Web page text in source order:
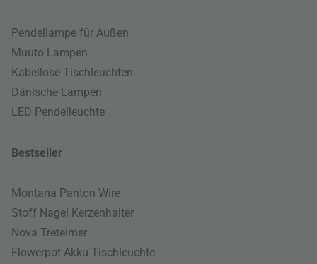
Pendellampe für Außen
Muuto Lampen
Kabellose Tischleuchten
Dänische Lampen
LED Pendelleuchte
Bestseller
Montana Panton Wire
Stoff Nagel Kerzenhalter
Nova Treteimer
Flowerpot Akku Tischleuchte